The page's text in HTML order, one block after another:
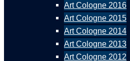
Art Cologne 2016
Art Cologne 2015
Art Cologne 2014
Art Cologne 2013
Art Cologne 2012